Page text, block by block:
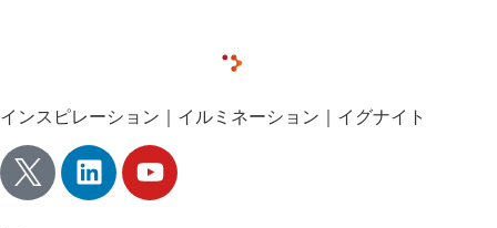
インスピレーション｜イルミネーション｜イグナイト